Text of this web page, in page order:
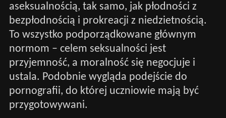
aseksualnością, tak samo, jak płodności z
bezpłodnością i prokreacji z niedzietnością.
To wszystko podporządkowane głównym
normom – celem seksualności jest
przyjemność, a moralność się negocjuje i
ustala. Podobnie wygląda podejście do
pornografii, do której uczniowie mają być
przygotowywani.